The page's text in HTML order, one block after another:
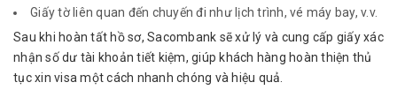
Giấy tờ liên quan đến chuyến đi như lịch trình, vé máy bay, v.v.
Sau khi hoàn tất hồ sơ, Sacombank sẽ xử lý và cung cấp giấy xác
nhận số dư tài khoản tiết kiệm, giúp khách hàng hoàn thiện thủ
tục xin visa một cách nhanh chóng và hiệu quả.